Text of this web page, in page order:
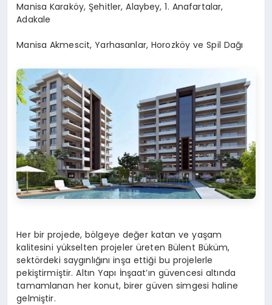
Manisa Karaköy, Şehitler, Alaybey, 1. Anafartalar,
Adakale
Manisa Akmescit, Yarhasanlar, Horozköy ve Spil Dağı
Her bir projede, bölgeye değer katan ve yaşam
kalitesini yükselten projeler üreten Bülent Büküm,
sektördeki saygınlığını inşa ettiği bu projelerle
pekiştirmiştir. Altın Yapı İnşaat’ın güvencesi altında
tamamlanan her konut, birer güven simgesi haline
gelmiştir.